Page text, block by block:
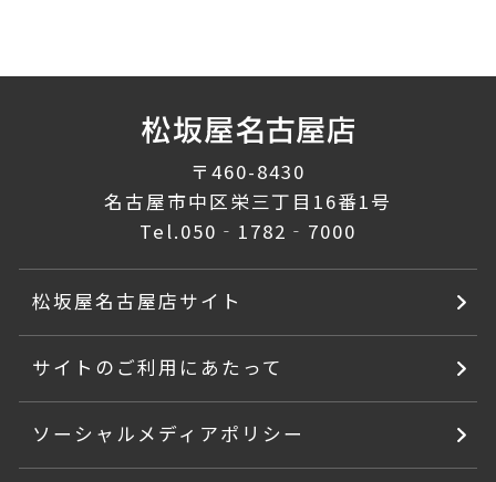
〒460-8430
名古屋市中区栄三丁目16番1号
Tel.050‐1782‐7000
松坂屋名古屋店サイト
サイトのご利用にあたって
ソーシャルメディアポリシー